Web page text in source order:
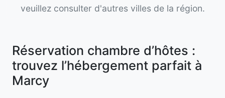
veuillez consulter d'autres villes de la région.
Réservation chambre d’hôtes :
trouvez l’hébergement parfait à
Marcy